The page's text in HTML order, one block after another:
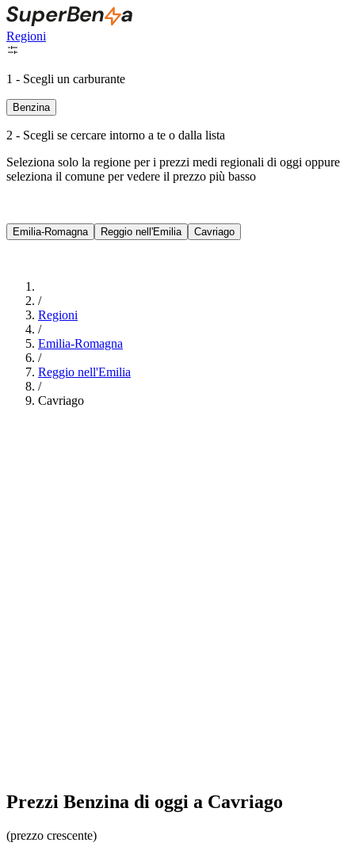
Regioni
1 - Scegli un carburante
Benzina
2 - Scegli se cercare intorno a te o dalla lista
Seleziona solo la regione per i prezzi medi regionali di oggi oppure
seleziona il comune per vedere il prezzo più basso
Emilia-Romagna Reggio nell'Emilia Cavriago
/
Regioni
/
Emilia-Romagna
/
Reggio nell'Emilia
/
Cavriago
Prezzi Benzina di oggi a Cavriago
(prezzo crescente)